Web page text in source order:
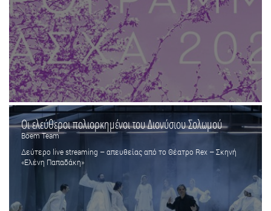
Οι ελεύθεροι πολιορκημένοι του Διονύσιου Σολωμού
Boem Team
Δεύτερο live streaming – απευθείας από το Θέατρο Rex – Σκηνή
«Ελένη Παπαδάκη»